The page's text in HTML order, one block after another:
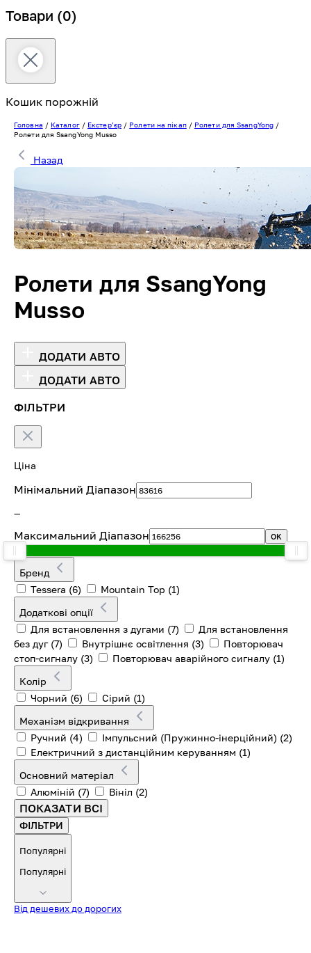
Товари (0)
Кошик порожній
Головна / Каталог/ Екстерʼєр/ Ролети на пікап/ Ролети для SsangYong /
Ролети для SsangYong Musso
Назад
Ролети для SsangYong
Musso
ДОДАТИ АВТО
ДОДАТИ АВТО
ФІЛЬТРИ
Ціна
Мінімальний Діапазон
—
Максимальний Діапазон OK
Бренд
Tessera (6) Mountain Top (1)
Додаткові опції
Для встановлення з дугами (7)
Для встановлення
без дуг (7) Внутрішнє освітлення (3)
Повторювач
стоп-сигналу (3) Повторювач аварійного сигналу (1)
Колір
Чорний (6) Сірий (1)
Механізм відкривання
Ручний (4) Імпульсний (Пружинно-інерційний) (2)
Електричний з дистанційним керуванням (1)
Основний матеріал
Алюміній (7) Вініл (2)
ПОКАЗАТИ ВСІ
ФІЛЬТРИ
Популярні
Популярні
Від дешевих до дорогих